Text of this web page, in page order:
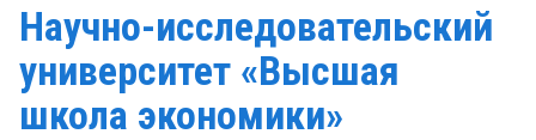
Научно-исследовательский
университет «Высшая
школа экономики»